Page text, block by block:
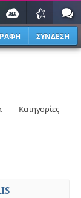
ΣΥΝΔΕΣΗ
Κατηγορίες